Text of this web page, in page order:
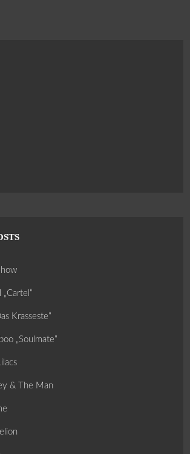
„Cartel“
Krasseste“
„Soulmate“
& The Man